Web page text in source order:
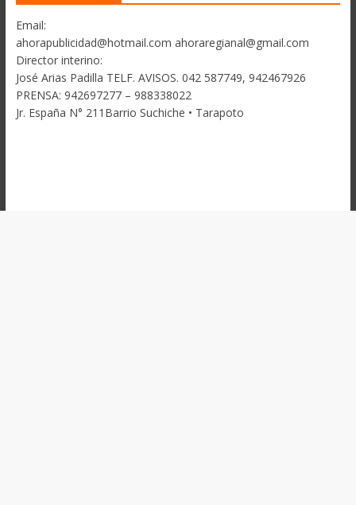
Email:
ahorapublicidad@hotmail.com ahoraregianal@gmail.com
Director interino:
José Arias Padilla TELF. AVISOS. 042 587749, 942467926
PRENSA: 942697277 – 988338022
Jr. España N° 211Barrio Suchiche • Tarapoto